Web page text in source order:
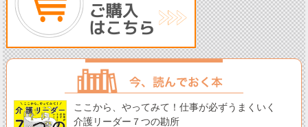
ここから、やってみて！仕事が必ずうまくいく
介護リーダー７つの勘所